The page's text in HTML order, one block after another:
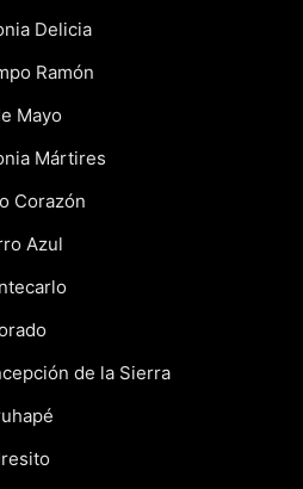
Delicia
Ramón
Mayo
Mártires
Corazón
Azul
de la Sierra